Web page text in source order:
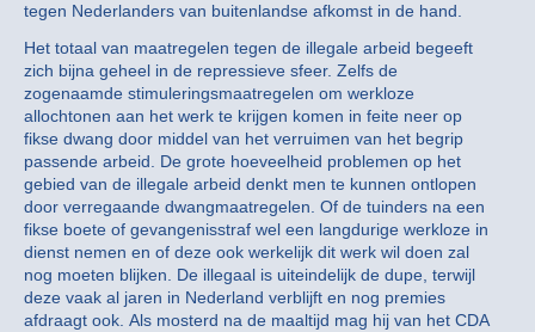
tegen Nederlanders van buitenlandse afkomst in de hand.
Het totaal van maatregelen tegen de illegale arbeid begeeft
zich bijna geheel in de repressieve sfeer. Zelfs de
zogenaamde stimuleringsmaatregelen om werkloze
allochtonen aan het werk te krijgen komen in feite neer op
fikse dwang door middel van het verruimen van het begrip
passende arbeid. De grote hoeveelheid problemen op het
gebied van de illegale arbeid denkt men te kunnen ontlopen
door verregaande dwangmaatregelen. Of de tuinders na een
fikse boete of gevangenisstraf wel een langdurige werkloze in
dienst nemen en of deze ook werkelijk dit werk wil doen zal
nog moeten blijken. De illegaal is uiteindelijk de dupe, terwijl
deze vaak al jaren in Nederland verblijft en nog premies
afdraagt ook. Als mosterd na de maaltijd mag hij van het CDA